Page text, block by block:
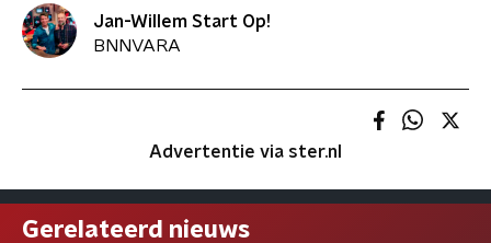
Jan-Willem Start Op!
BNNVARA
Advertentie via ster.nl
Gerelateerd nieuws